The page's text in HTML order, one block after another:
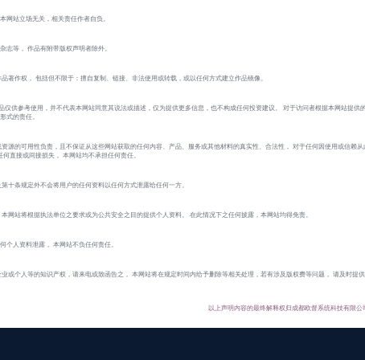
站立场无关，相关责任作者自负。
等， 作品有附带版权声明者除外。
著作权， 包括但不限于：擅自复制、链接、非法使用或转载，或以任何方式建立作品镜像。
供参考使用，并不代表本网站同意其说法或描述，仅为提供更多信息，也不构成任何投资建议。 对于访问者根据本网站提供
式的责任。
源的可用性负责，且不保证从这些网站获取的任何内容、产品、服务或其他材料的真实性、合法性， 对于任何因使用或信赖从
直接或间接损失， 本网站均不承担任何责任。
十条规定外不会将用户的任何资料以任何方式泄露给任何一方。
网站将根据执法单位之要求或为公共安全之目的提供个人资料。 在此情况下之任何披露，本网站均得免责。
人资料泄露， 本网站不负任何责任。
或个人等的知识产权，请来电或致函告之， 本网站将在规定时间内给予删除等相关处理，若有涉及版权费等问题， 请及时提
以上声明内容的最终解释权归成都欧督系统科技有限公